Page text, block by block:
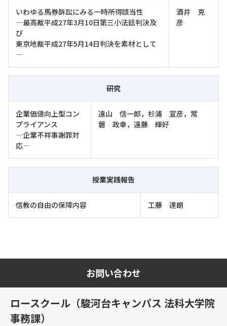
いわゆる馬券訴訟にみる一時所得該当性
―最高裁平成27年3月10日第三小法廷判決及
び
東京地裁平成27年5月14日判決を素材として
―
酒井 克
彦
研究
企業価値向上型コン
プライアンス
―企業不祥事謝罪対
応―
遠山 信一郎，杉浦 宣彦，常
磐 政幸，遠藤 輝好
授業実践報告
信教の自由の保障内容 工藤 達朗
お問い合わせ
ロースクール（駿河台キャンパス 法科大学院
事務課）